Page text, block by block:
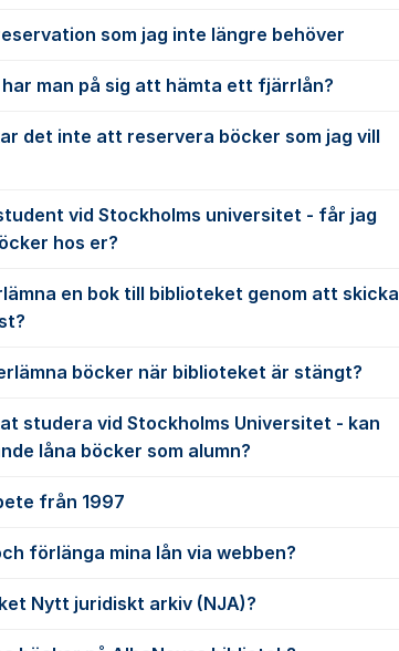
som jag inte längre behöver
man på sig att hämta ett fjärrlån?
det inte att reservera böcker som jag vill
vid Stockholms universitet - får jag
hos er?
en bok till biblioteket genom att skicka
böcker när biblioteket är stängt?
studera vid Stockholms Universitet - kan
låna böcker som alumn?
från 1997
förlänga mina lån via webben?
Nytt juridiskt arkiv (NJA)?